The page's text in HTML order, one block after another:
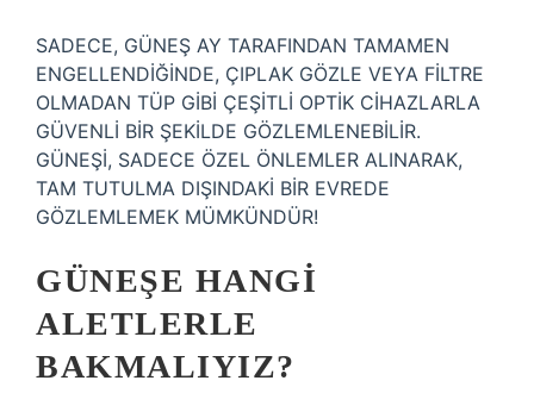
SADECE, GÜNEŞ AY TARAFINDAN TAMAMEN
ENGELLENDİĞİNDE, ÇIPLAK GÖZLE VEYA FİLTRE
OLMADAN TÜP GİBİ ÇEŞİTLİ OPTİK CİHAZLARLA
GÜVENLİ BİR ŞEKİLDE GÖZLEMLENEBİLİR.
GÜNEŞİ, SADECE ÖZEL ÖNLEMLER ALINARAK,
TAM TUTULMA DIŞINDAKİ BİR EVREDE
GÖZLEMLEMEK MÜMKÜNDÜR!
GÜNEŞE HANGI
ALETLERLE
BAKMALIYIZ?